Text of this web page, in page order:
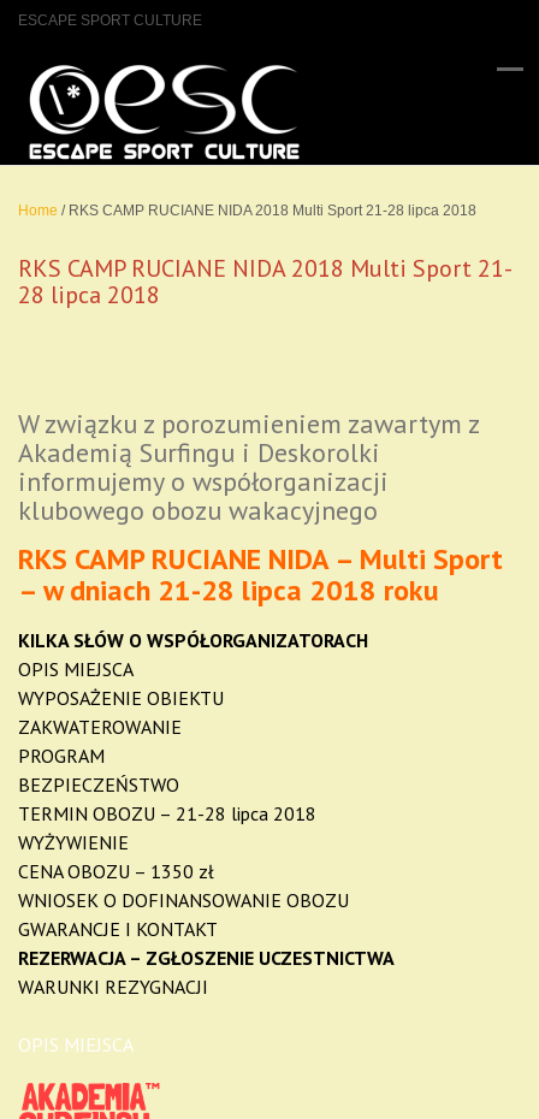
ESCAPE SPORT CULTURE
Home / RKS CAMP RUCIANE NIDA 2018 Multi Sport 21-28 lipca 2018
RKS CAMP RUCIANE NIDA 2018 Multi Sport 21-
28 lipca 2018
W związku z porozumieniem zawartym z
Akademią Surfingu i Deskorolki
informujemy o współorganizacji
klubowego obozu wakacyjnego
RKS CAMP RUCIANE NIDA – Multi Sport
– w dniach 21-28 lipca 2018 roku
KILKA SŁÓW O WSPÓŁORGANIZATORACH
OPIS MIEJSCA
WYPOSAŻENIE OBIEKTU
ZAKWATEROWANIE
PROGRAM
BEZPIECZEŃSTWO
TERMIN OBOZU – 21-28 lipca 2018
WYŻYWIENIE
CENA OBOZU – 1350 zł
WNIOSEK O DOFINANSOWANIE OBOZU
GWARANCJE I KONTAKT
REZERWACJA – ZGŁOSZENIE UCZESTNICTWA
WARUNKI REZYGNACJI
OPIS MIEJSCA